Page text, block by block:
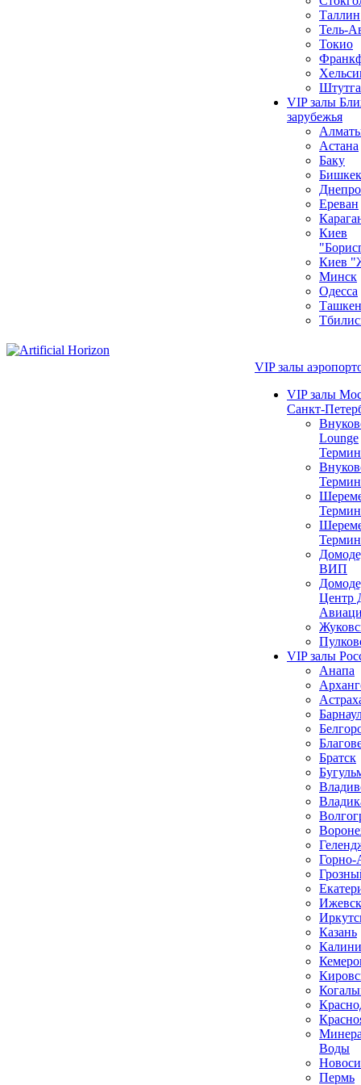
Таллин
Тель-
Токио
VIP залы
зарубежья
Астана
Баку
Бишкек
Ереван
Киев
Киев
Минск
Одесса
VIP залы
VIP залы
Санкт-
Lounge
ВИП
Центр
VIP залы
Анапа
Братск
Горно-
Ижевск
Казань
Воды
Пермь